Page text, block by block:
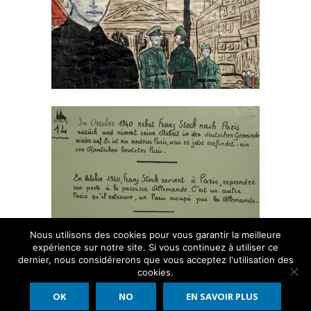
Das Grab von Abbé Franz Stock auf dem Friedhof von Thiais
CENTRE FRANZ STOCK
Die Stiftung
Ziel und Zweck
Stiftungssatzung
Ausstellung 2013
Internationale Beziehungen
Publikationen
Centre International Franz Stock 2016 - 2026 - All rights reserved
Impressum
Kontakt Datenschutzrichtlinie
Nous utilisons des cookies pour vous garantir la meilleure
expérience sur notre site. Si vous continuez à utiliser ce
dernier, nous considérerons que vous acceptez l'utilisation des
cookies.
OK NO EN SAVOIR PLUS